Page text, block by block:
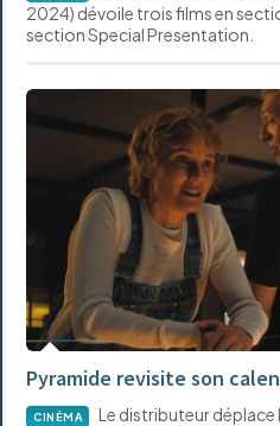
2024) dévoile trois films en
section Special Presentation.
Pyramide revisite son
CINÉMA
Le distributeur déplace